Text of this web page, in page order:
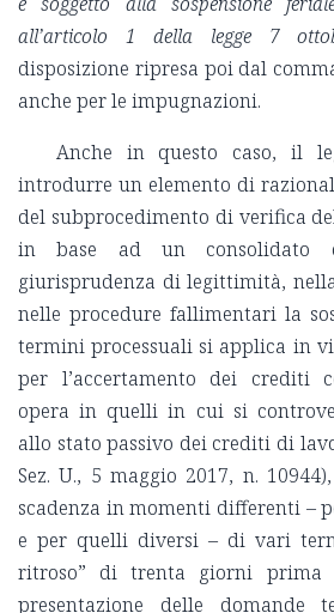
all’articolo 1 della legge 7
disposizione ripresa poi dal
anche per le impugnazioni.
Anche in questo caso, il
introdurre un elemento di
del subprocedimento di verifica
in base ad un consolidato
giurisprudenza di legittimità,
nelle procedure fallimentari la
termini processuali si applica in
per l’accertamento dei crediti
opera in quelli in cui si
allo stato passivo dei crediti di
Sez. U., 5 maggio 2017, n.
scadenza in momenti differenti –
e per quelli diversi – di vari
ritroso” di trenta giorni prima
presentazione delle domande